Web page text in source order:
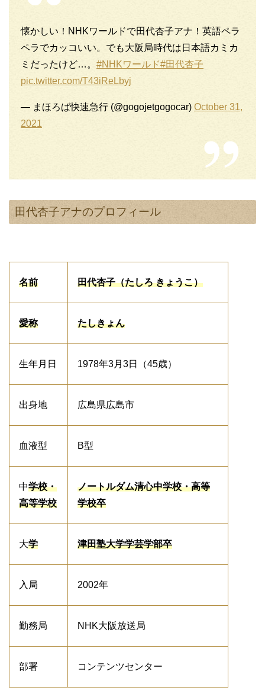
懐かしい！NHKワールドで田代杏子アナ！英語ペラ
ペラでカッコいい。でも大阪局時代は日本語カミカ
ミだったけど…。 #NHKワールド#田代杏子
pic.twitter.com/T43iReLbyj
— まほろば快速急行 (@gogojetgogocar) October 31,
2021
田代杏子アナのプロフィール
名前 田代杏子（たしろ きょうこ）
愛称 たしきょん
生年月日 1978年3月3日（45歳）
出身地 広島県広島市
血液型 B型
中学校・
高等学校
ノートルダム清心中学校・高等
学校卒
大学 津田塾大学学芸学部卒
入局 2002年
勤務局 NHK大阪放送局
部署 コンテンツセンター